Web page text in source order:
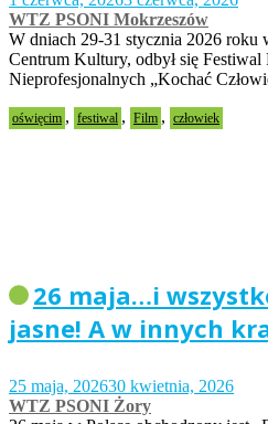
WTZ PSONI Mokrzeszów
W dniach 29-31 stycznia 2026 roku
Centrum Kultury, odbył się
Nieprofesjonalnych „Kochać
oświęcim , festiwal , Film , człowiek
26 maja…i
jasne! A w innych
25 maja, 202630 kwietnia, 2026
WTZ PSONI Żory